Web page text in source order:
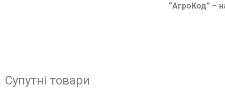
“АгроКод” –
Супутні товари